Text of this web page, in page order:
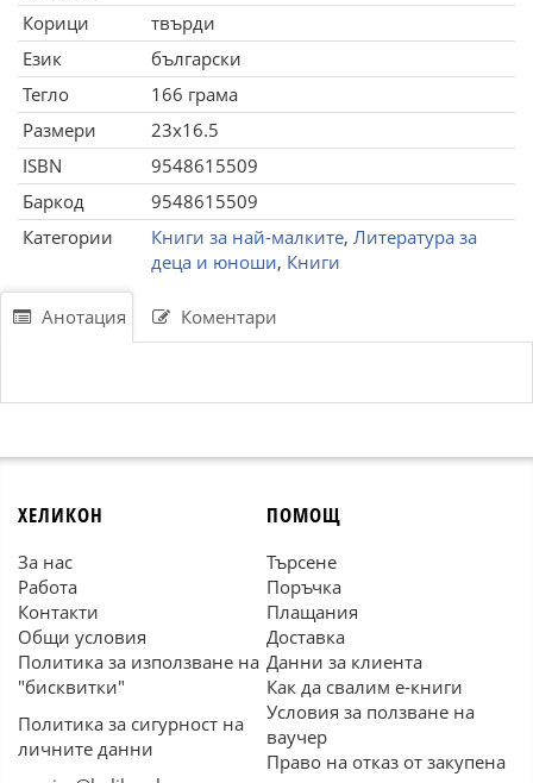
Корици
твърди
Език
български
Тегло
166 грама
Размери
23x16.5
ISBN
9548615509
Баркод
9548615509
Категории
Книги за най-малките, Литература за
деца и юноши, Книги
Анотация Коментари
ХЕЛИКОН
За нас
Работа
Контакти
Общи условия
Политика за използване на
"бисквитки"
Политика за сигурност на
личните данни
ПОМОЩ
Търсене
Поръчка
Плащания
Доставка
Данни за клиента
Как да свалим е-книги
Условия за ползване на
ваучер
Право на отказ от закупена